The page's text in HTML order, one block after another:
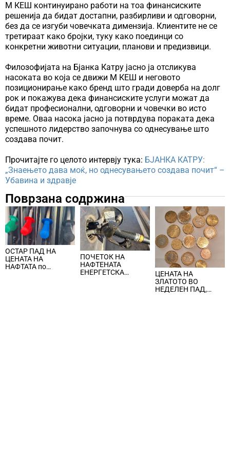
М КЕШ континуирано работи на тоа финансиските
решенија да бидат достапни, разбирливи и одговорни,
без да се изгуби човечката димензија. Клиентите не се
третираат како бројки, туку како поединци со
конкретни животни ситуации, планови и предизвици.
Филозофијата на Бјанка Катру јасно ја отсликува
насоката во која се движи М КЕШ и неговото
позиционирање како бренд што гради доверба на долг
рок и покажува дека финансиските услуги можат да
бидат професионални, одговорни и човечки во исто
време. Оваа насока јасно ја потврдува пораката дека
успешното лидерство започнува со однесување што
создава почит.
Прочитајте го целото интервју тука: БЈАНКА КАТРУ:
„Знаењето дава моќ, но однесувањето создава почит“ –
Убавина и здравје
Поврзана содржина
ОСТАР ПАД НА
ЦЕНАТА НА
НАФТАТА по
ПОЧЕТОК НА
НАФТЕНАТА
ЕНЕРГЕТСКА
ЦЕНАТА НА
ЗЛАТОТО ВО
НЕДЕЛЕН ПАД,